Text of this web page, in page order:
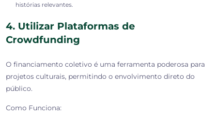
histórias relevantes.
4. Utilizar Plataformas de
Crowdfunding
O financiamento coletivo é uma ferramenta poderosa para
projetos culturais, permitindo o envolvimento direto do
público.
Como Funciona: